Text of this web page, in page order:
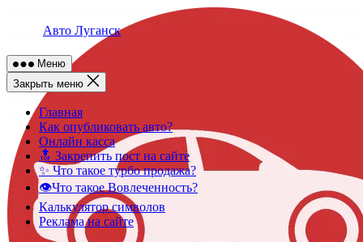
Авто Луганск
Меню
Закрыть меню
Главная
Как опубликовать авто?
Онлайн касса
🔝 Закрепить пост на сайте
✨ Что такое турбо продажа?
👁️Что такое Вовлеченность?
Калькулятор символов
Реклама на сайте